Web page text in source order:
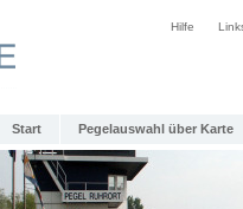
Hilfe
Start Pegelauswahl über Karte